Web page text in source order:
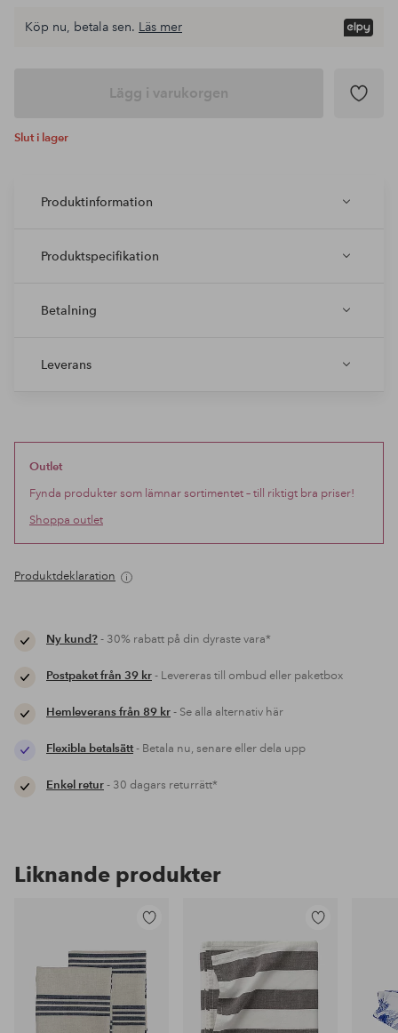
Köp nu, betala sen. Läs mer
Lägg i varukorgen
Slut i lager
Produktinformation
Produktspecifikation
Betalning
Leverans
Outlet
Fynda produkter som lämnar sortimentet – till riktigt bra priser!
Shoppa outlet
Produktdeklaration
Ny kund?- 30% rabatt på din dyraste vara*
Postpaket från 39 kr- Levereras till ombud eller paketbox
Hemleverans från 89 kr- Se alla alternativ här
Flexibla betalsätt- Betala nu, senare eller dela upp
Enkel retur- 30 dagars returrätt*
Liknande produkter
till
i
favoriter
till
i
favoriter